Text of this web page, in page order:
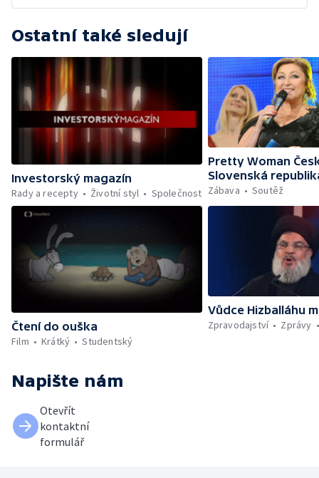
Ostatní také sledují
Investorský magazín
Rady a recepty
Životní styl Společnost
Pretty Woman
Slovenská
Zábava
Soutěž
Čtení do ouška
Film
Krátký Studentský
Vůdce Hizballáhu
Zpravodajství
Zprávy
Napište nám
Otevřít
kontaktní
formulář